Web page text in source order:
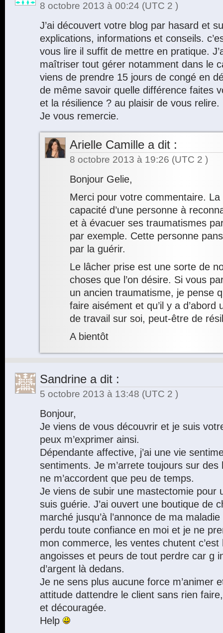
8 octobre 2013 à 00:24 (UTC 2 )
J’ai découvert votre blog par hasard et
explications, informations et conseils.
vous lire il suffit de mettre en pratique.
maîtriser tout gérer notamment dans le
viens de prendre 15 jours de congé en
de même savoir quelle différence faites
et la résilience ? au plaisir de vous relire.
Je vous remercie.
Arielle Camille a dit :
8 octobre 2013 à 19:26 (UTC 2 )
Bonjour Gelie,
Merci pour votre commentaire.
capacité d’une personne à
et à évacuer ses traumatismes
par exemple. Cette personne
par la guérir.
Le lâcher prise est une sorte de
choses que l’on désire. Si vous
un ancien traumatisme, je pense
faire aisément et qu’il y a
de travail sur soi, peut-être de
A bientôt
Sandrine a dit :
5 octobre 2013 à 13:48 (UTC 2 )
Bonjour,
Je viens de vous découvrir et je suis
peux m’exprimer ainsi.
Dépendante affective, j’ai une vie
sentiments. Je m’arrete toujours sur
ne m’accordent que peu de temps.
Je viens de subir une mastectomie pour
suis guérie. J’ai ouvert une boutique de
marché jusqu’à l’annonce de ma
perdu toute confiance en moi et je ne
mon commerce, les ventes chutent
angoisses et peurs de tout perdre car g
d’argent là dedans.
Je ne sens plus aucune force m’animer
attitude dattendre le client sans rien
et découragée.
Help